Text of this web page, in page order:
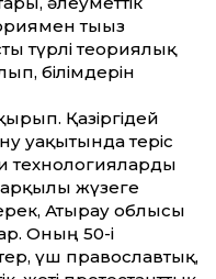
тығыз
түрлі теориялық
білімдерін
Қазіргідей
уақытында теріс
технологияларды
жүзеге
Атырау облысы
Оның 50-і
үш православтық,